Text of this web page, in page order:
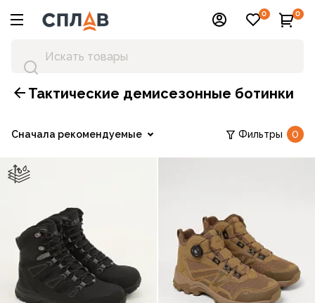
0 0
Тактические демисезонные ботинки
Сначала рекомендуемые Фильтры 0